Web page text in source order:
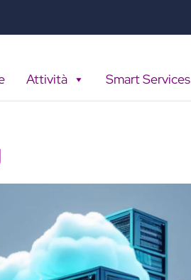
Attività Smart Services